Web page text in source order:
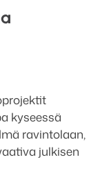
kyseessä
ravintolaan,
julkisen